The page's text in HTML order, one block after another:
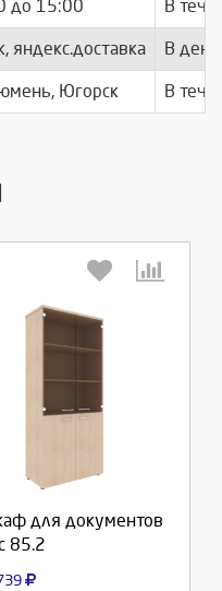
до 15:00 В
яндекс.доставка В день
Югорск В
для документов
85.2
количество: